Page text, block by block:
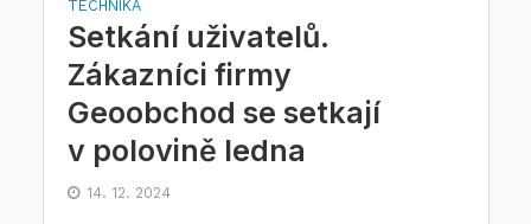
TECHNIKA
Setkání uživatelů.
Zákazníci firmy
Geoobchod se setkají
v polovině ledna
14. 12. 2024